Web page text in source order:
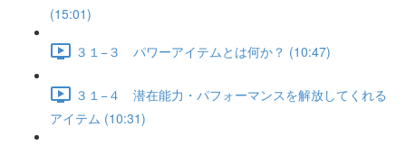
(15:01)
３１−３ パワーアイテムとは何か？ (10:47)
３１−４ 潜在能力・パフォーマンスを解放してくれる
アイテム (10:31)